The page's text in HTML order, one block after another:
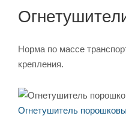
Норма по массе
крепления.
Огнетушитель